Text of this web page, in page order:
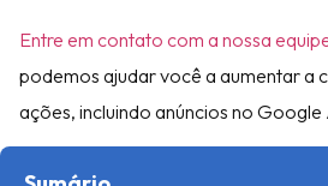
Entre em contato com a nossa
podemos ajudar você a aumentar a
ações, incluindo anúncios no